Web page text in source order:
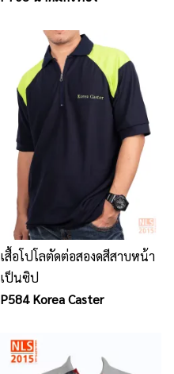
เสื้อโปโลตัดต่อสองดสีสาบหน้า
เป็นซิป
P584 Korea Caster